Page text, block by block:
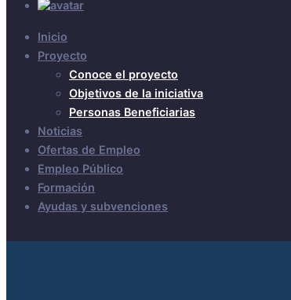
Inicio
Proyecto
Conoce el proyecto
Objetivos de la iniciativa
Personas Beneficiarias
Noticias
Ofertas de Empleo
Empleo Público
Formación
Ayudas y subvenciones